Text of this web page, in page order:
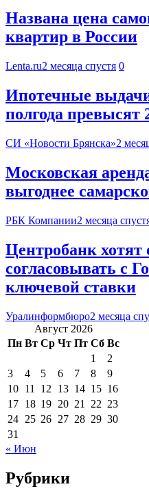
Названа цена
квартир в России
Lenta.ru2 месяца спустя 0
Ипотечные
полгода превысят
СИ «Новости Брянска»2
Московская
выгоднее
РБК Компании2 месяца
Центробанк хотят
согласовывать с
ключевой ставки
Уралинформбюро2 месяца
Август 2026
Пн Вт Ср Чт Пт Сб Вс
1
2
3
4 5 6 7 8
9
10 11 12 13 14 15 16
17 18 19 20 21 22 23
24 25 26 27 28 29 30
31
« Июн
Рубрики